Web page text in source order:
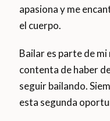
apasiona y me
el cuerpo.
Bailar es parte de
contenta de haber
seguir bailando.
esta segunda